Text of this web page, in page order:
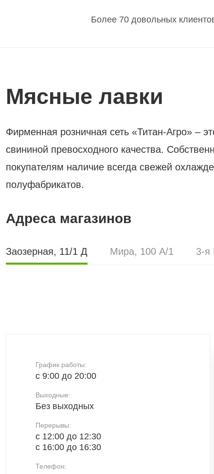
Более 70 довольных
Мясные лавки
Фирменная розничная сеть «Титан-Агро» –
свининой превосходного качества.
покупателям наличие всегда свежей
полуфабрикатов.
Адреса магазинов
Заозерная, 11/1 Д Мира, 100 А/1 3-я
График работы:
с 9:00 до 20:00
Выходные:
Без выходных
Перерывы:
с 12:00 до 12:30
с 16:00 до 16:30
Телефон: